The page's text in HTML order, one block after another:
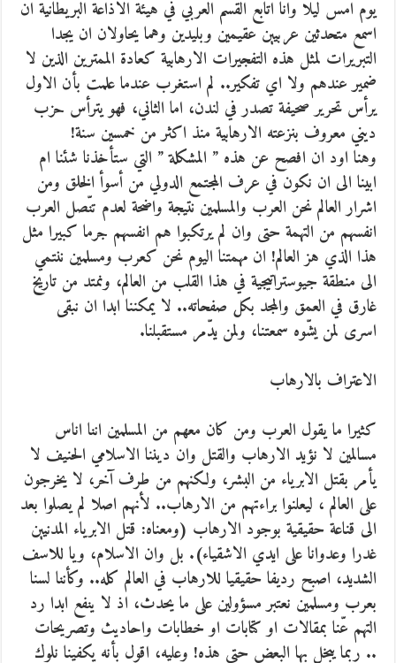
يوم امس ليلا وانا اتابع القسم العربي في هيئة الاذاعة البريطانية ان
اسمع متحدثين عربيين عقيمين وبليدين وهما يحاولان ان يجدا
التبريرات لمثل هذه التفجيرات الارهابية كعادة الممترين الذين لا
ضمير عندهم ولا اي تفكير.. لم استغرب عندما علمت بأن الاول
يرأس تحرير صحيفة تصدر في لندن، اما الثاني، فهو يترأس حزب
ديني معروف بنزعته الارهابية منذ اكثر من خمسين سنة!
وهنا اود ان افصح عن هذه ” المشكلة ” التي ستأخذنا شئنا ام
ابينا الى ان نكون في عرف المجتمع الدولي من أسوأ الخلق ومن
اشرار العالم نحن العرب والمسلمين نتيجة واضحة لعدم تنّصل العرب
انفسهم من التهمة حتى وان لم يرتكبوا هم انفسهم جرما كبيرا مثل
هذا الذي هز العالم! ان مهمتنا اليوم نحن كعرب ومسلمين ننتمي
الى منطقة جيوستراتيجية في هذا القلب من العالم، ونمتد من تاريخ
غارق في العمق والمجد بكل صفحاته.. لا يمكننا ابدا ان نبقى
اسرى لمن يشّوه سمعتنا، ولمن يدّمر مستقبلنا.
الاعتراف بالارهاب
كثيرا ما يقول العرب ومن كان معهم من المسلمين اننا اناس
مسالمين لا نؤيد الارهاب والقتل وان ديننا الاسلامي الحنيف لا
يأمر بقتل الابرياء من البشر، ولكنهم من طرف آخر، لا يخرجون
على العالم ، ليعلنوا براءتهم من الارهاب.. لأنهم اصلا لم يصلوا بعد
الى قناعة حقيقية بوجود الارهاب (ومعناه: قتل الابرياء المدنيين
غدرا وعدوانا على ايدي الاشقياء). بل وان الاسلام، ويا للاسف
الشديد، اصبح رديفا حقيقيا للارهاب في العالم كله.. وكأننا لسنا
بعرب ومسلمين نعتبر مسؤولين على ما يحدث، اذ لا ينفع ابدا رد
التهم عّنا بمقالات او كتابات او خطابات واحاديث وتصريحات
.. ربما يبخل بها البعض حتى هذه! وعليه، اقول بأنه يكفينا نلوك